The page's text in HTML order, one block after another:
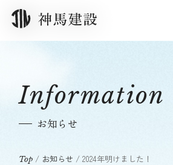
Information
お知らせ
Top / お知らせ /2024年明けました！